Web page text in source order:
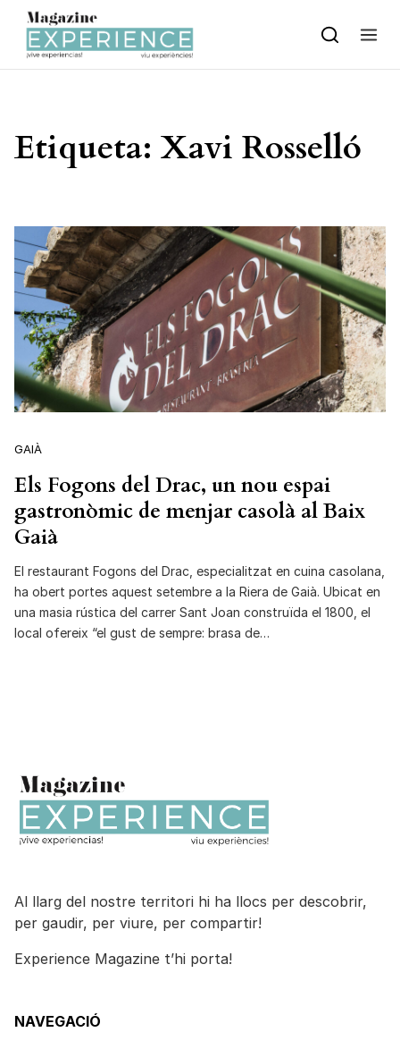
Skip to content
Etiqueta: Xavi Rosselló
GAIÀ
Els Fogons del Drac, un nou espai
gastronòmic de menjar casolà al Baix
Gaià
El restaurant Fogons del Drac, especialitzat en cuina casolana,
ha obert portes aquest setembre a la Riera de Gaià. Ubicat en
una masia rústica del carrer Sant Joan construïda el 1800, el
local ofereix “el gust de sempre: brasa de…
Al llarg del nostre territori hi ha llocs per descobrir,
per gaudir, per viure, per compartir!
Experience Magazine t’hi porta!
NAVEGACIÓ